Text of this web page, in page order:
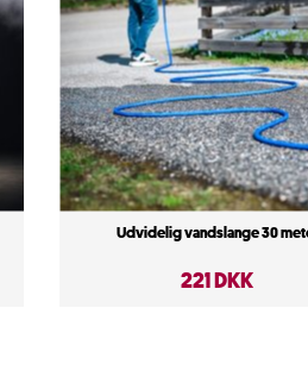
Udvidelig vandslange 30
221 DKK